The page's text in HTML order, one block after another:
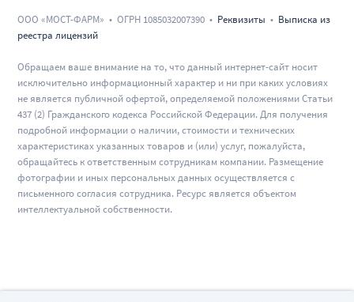
ООО «МОСТ-ФАРМ» • ОГРН 1085032007390 • Реквизиты • Выписка из
реестра лицензий
Обращаем ваше внимание на то, что данный интернет-сайт носит
исключительно информационный характер и ни при каких условиях
не является публичной офертой, определяемой положениями Статьи
437 (2) Гражданского кодекса Российской Федерации. Для получения
подробной информации о наличии, стоимости и технических
характеристиках указанных товаров и (или) услуг, пожалуйста,
обращайтесь к ответственным сотрудникам компании. Размещение
фотографии и иных персональных данных осуществляется с
письменного согласия сотрудника. Ресурс является объектом
интеллектуальной собственности.